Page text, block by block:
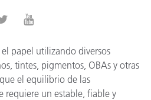
papel utilizando diversos
tintes, pigmentos, OBAs y otras
el equilibrio de las
requiere un estable, fiable y